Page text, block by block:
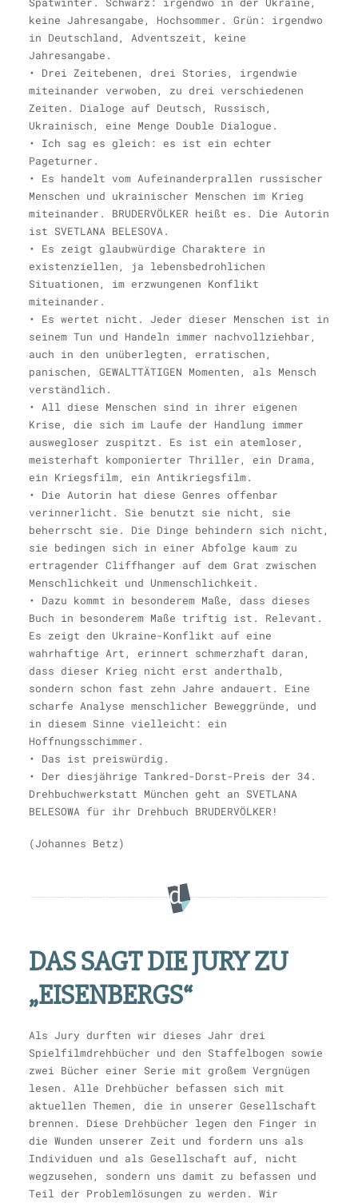
keine Jahresangabe, Hochsommer. Grün: irgendwo
in Deutschland, Adventszeit, keine
Jahresangabe.
• Drei Zeitebenen, drei Stories, irgendwie
miteinander verwoben, zu drei verschiedenen
Zeiten. Dialoge auf Deutsch, Russisch,
Ukrainisch, eine Menge Double Dialogue.
• Ich sag es gleich: es ist ein echter
Pageturner.
• Es handelt vom Aufeinanderprallen russischer
Menschen und ukrainischer Menschen im Krieg
miteinander. BRUDERVÖLKER heißt es. Die Autorin
ist SVETLANA BELESOVA.
• Es zeigt glaubwürdige Charaktere in
existenziellen, ja lebensbedrohlichen
Situationen, im erzwungenen Konflikt
miteinander.
• Es wertet nicht. Jeder dieser Menschen ist in
seinem Tun und Handeln immer nachvollziehbar,
auch in den unüberlegten, erratischen,
panischen, GEWALTTÄTIGEN Momenten, als Mensch
verständlich.
• All diese Menschen sind in ihrer eigenen
Krise, die sich im Laufe der Handlung immer
auswegloser zuspitzt. Es ist ein atemloser,
meisterhaft komponierter Thriller, ein Drama,
ein Kriegsfilm, ein Antikriegsfilm.
• Die Autorin hat diese Genres offenbar
verinnerlicht. Sie benutzt sie nicht, sie
beherrscht sie. Die Dinge behindern sich nicht,
sie bedingen sich in einer Abfolge kaum zu
ertragender Cliffhanger auf dem Grat zwischen
Menschlichkeit und Unmenschlichkeit.
• Dazu kommt in besonderem Maße, dass dieses
Buch in besonderem Maße triftig ist. Relevant.
Es zeigt den Ukraine-Konflikt auf eine
wahrhaftige Art, erinnert schmerzhaft daran,
dass dieser Krieg nicht erst anderthalb,
sondern schon fast zehn Jahre andauert. Eine
scharfe Analyse menschlicher Beweggründe, und
in diesem Sinne vielleicht: ein
Hoffnungsschimmer.
• Das ist preiswürdig.
• Der diesjährige Tankred-Dorst-Preis der 34.
Drehbuchwerkstatt München geht an SVETLANA
BELESOWA für ihr Drehbuch BRUDERVÖLKER!
(Johannes Betz)
DAS SAGT DIE JURY ZU
„EISENBERGS“
Als Jury durften wir dieses Jahr drei
Spielfilmdrehbücher und den Staffelbogen sowie
zwei Bücher einer Serie mit großem Vergnügen
lesen. Alle Drehbücher befassen sich mit
aktuellen Themen, die in unserer Gesellschaft
brennen. Diese Drehbücher legen den Finger in
die Wunden unserer Zeit und fordern uns als
Individuen und als Gesellschaft auf, nicht
wegzusehen, sondern uns damit zu befassen und
Teil der Problemlösungen zu werden. Wir